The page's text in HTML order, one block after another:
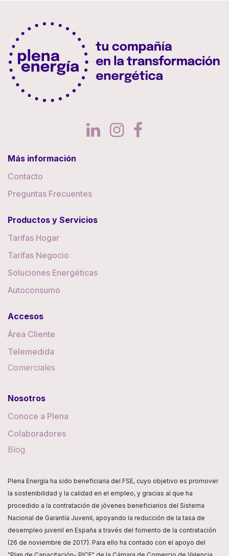
Más información
Contacto
Preguntas Frecuentes
Productos y Servicios
Tarifas Hogar
Tarifas Negocio
Soluciones Energéticas
Autoconsumo
Accesos
Área Cliente
Telemedida
Comerciales
Nosotros
Conoce a Plena
Colaboradores
Blog
Plena Energía ha sido beneficiaria del FSE, cuyo objetivo es promover
la sostenibilidad y la calidad en el empleo, y gracias al que ha
procedido a la contratación de jóvenes beneficiarios del Sistema
Nacional de Garantía Juvenil, apoyando la reducción de la tasa de
desempleo juvenil en España a través del fomento de la contratación
(26 de noviembre de 2017). Para ello ha contado con el apoyo del